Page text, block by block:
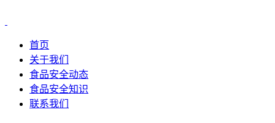
首页
关于我们
食品安全动态
食品安全知识
联系我们